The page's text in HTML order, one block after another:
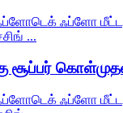
சூப்பர்